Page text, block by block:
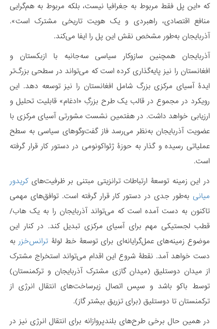
که «این پل فقط مربوط به جغرافیا نیست، بلکه مربوط به هم‌گرایی
منافع اقتصادی، راهبردی و یک هویت تاریخی مشترک است».
آذربایجان به‌طور مشخص نقش این پل را ایفا می‌کند.
آذربایجان همچنین سازوکار سیاسی سه‌جانبه با ازبکستان و
افغانستان را نیز پایه‌گذاری کرده است که می‌تواند در سطحی بزرگ‌تر
ایدۀ آسیای مرکزی بزرگ شامل افغانستان را نیز توسعه دهد. این
رویکرد در مجموع در قالب یک طرح بزرگِ «ادغام» قابلیت تحلیل و
ارزیابی خواهد داشت. در هفتمین نشست مشورتی آسیای مرکزی با
عضویت آذربایجان به‌نظر می‌رسد فاز گفت‌و‌گوهای سیاسی به سطح
عملیاتی رسیده و گذار به حوزۀ ژئواکونومی در دستور کار قرار گرفته
است.
در این زمینه توسعۀ ارتباطات ترانزیتی مبتنی بر ظرفیت‌های کریدور
میانی به‌طور جدی در دستور کار قرار گرفته است. توافق‌های مهمی
تاکنون به دست آمده است که می‌تواند آذربایجان را به یک هاب/
قطب لجستیکی مهم برای آسیای مرکزی تبدیل کند. در کنار این
موضوع زمینه‌های عمل‌گرایانه‌ای برای توسعۀ خط لولۀ ترانس‌خزربه
دست خواهد آمد. نقطۀ شروع این اقدام می‌تواند استخراج مشترک
از میدان دوستلیق (میدان گازی مشترک آذربایجان و ترکمنستان)
توسط باکو باشد و سپس اتصال زیرساخت‌های انتقال انرژی از
ترکمنستان تا دوستلیق (برای تزریق بیشتر گاز).
در همین حال برخی طرح‌های بلندپروازانه برای انتقال انرژی نیز در